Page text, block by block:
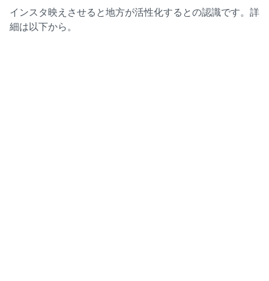
インスタ映えさせると地方が活性化するとの認識です。詳
細は以下から。